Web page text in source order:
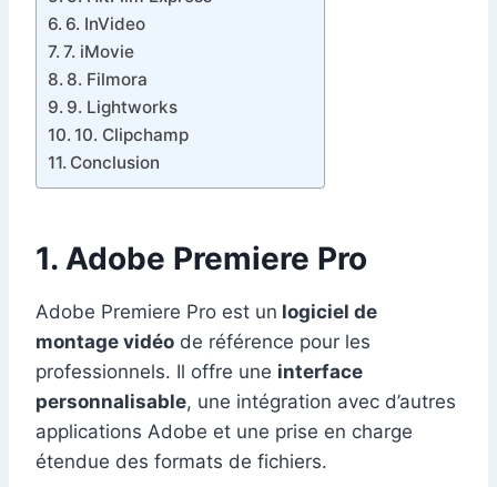
6. InVideo
7. iMovie
8. Filmora
9. Lightworks
10. Clipchamp
Conclusion
1. Adobe Premiere Pro
Adobe Premiere Pro est un logiciel de
montage vidéo de référence pour les
professionnels. Il offre une interface
personnalisable, une intégration avec d’autres
applications Adobe et une prise en charge
étendue des formats de fichiers.